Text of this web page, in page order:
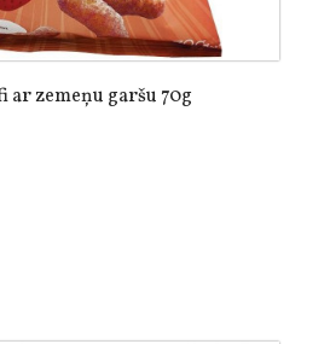
ar zemeņu garšu 70g